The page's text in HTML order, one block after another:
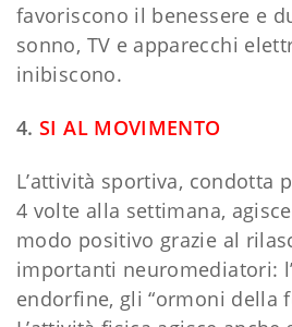
favoriscono il benessere e
sonno, TV e apparecchi
inibiscono.
4. SI AL MOVIMENTO
L’attività sportiva, condotta
4 volte alla settimana,
modo positivo grazie al
importanti neuromediatori:
endorfine, gli “ormoni della